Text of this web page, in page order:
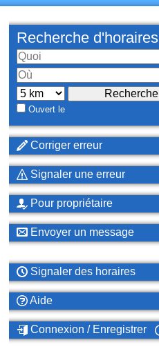
Recherche d'horaires
Ouvert le
Corriger erreur
Signaler une erreur
Pour propriétaire
Envoyer un message
Signaler des horaires
Aide
Connexion / Enregistrer